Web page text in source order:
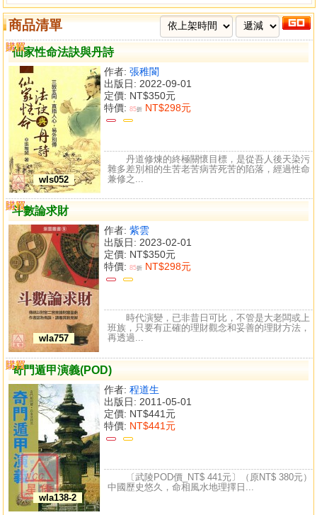
商品清單
仙家性命法訣與丹詩
wls052
作者: 張稚閬
出版日: 2022-09-01
定價: NT$350元
特價: 85折 NT$298元
購買
比較
丹道修煉的終極關懷目標，是從吾人後天染污
雜多差別相的生苦老苦病苦死苦的陷落，經過性命
兼修之...
斗數論求財
wla757
作者: 紫雲
出版日: 2023-02-01
定價: NT$350元
特價: 85折 NT$298元
購買
比較
時代演變，已非昔日可比，不管是大老闆或上
班族，只要有正確的理財觀念和妥善的理財方法，
再透過...
奇門遁甲演義(POD)
wla138-2
作者: 程道生
出版日: 2011-05-01
定價: NT$441元
特價: NT$441元
購買
比較
〔武陵POD價_NT$ 441元〕（原NT$ 380元）
中國歷史悠久，命相風水地理擇日...